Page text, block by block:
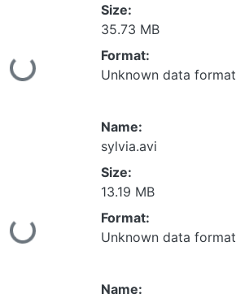
Size:
35.73 MB
Format:
Unknown data format
Name:
sylvia.avi
Size:
13.19 MB
Format:
Unknown data format
Name: